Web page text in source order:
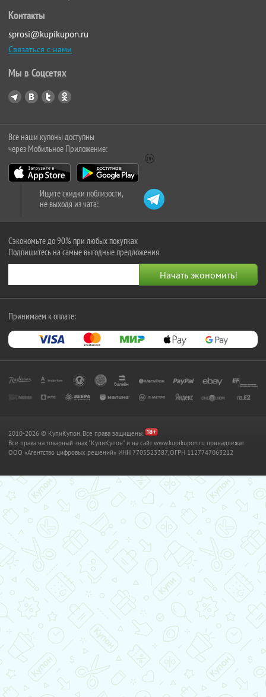
Контакты
sprosi@kupikupon.ru
Связаться с нами
Мы в Соцсетях
Все наши купоны доступны
через Мобильное Приложение:
Ищите скидки поблизости,
не выходя из чата:
Сэкономьте до 90% при любых покупках
Подпишитесь на самые выгодные предложения
Принимаем к оплате:
2010-2026 © КупиКупон. Все права защищены.
Все права на товарный знак "КупиКупон" и на сайт www.kupikupon.ru принадлежат
OOO «Агентство цифровых решений» ИНН 7705523387, ОГРН 1127747063212